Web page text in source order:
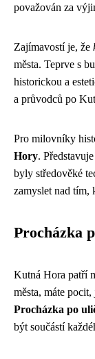
považován za
Zajímavostí je, že
města. Teprve s
historickou a
a průvodců po
Pro milovníky
Hory.
byly středověké
zamyslet nad tím,
Procházka
Kutná Hora patří
města, máte
Procházka po
být součástí